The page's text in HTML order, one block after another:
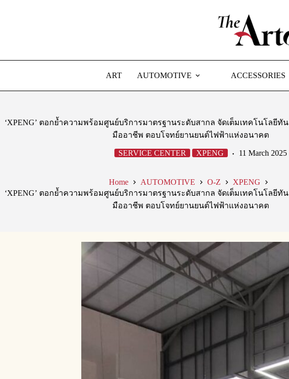
ART AUTOMOTIVE ACCESSORIES
‘XPENG’ ตอกย้ำความพร้อมศูนย์บริการมาตรฐานระดับสากล จัดเต็มเทคโนโลยีทั
มืออาชีพ ตอบโจทย์ยานยนต์ไฟฟ้าแห่งอนาคต
SERVICE CENTER XPENG 11 March 2025
Home AUTOMOTIVE O-Z
XPENG
‘XPENG’ ตอกย้ำความพร้อมศูนย์บริการมาตรฐานระดับสากล จัดเต็มเทคโนโลยีทั
มืออาชีพ ตอบโจทย์ยานยนต์ไฟฟ้าแห่งอนาคต